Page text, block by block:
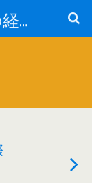
元サラリーマン大家の経済的自由への道